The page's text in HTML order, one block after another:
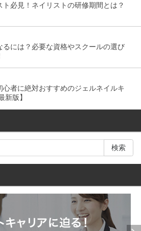
ト必見！ネイリストの研修期間とは？
るには？必要な資格やスクールの選び
心者に絶対おすすめのジェルネイルキ
新版】